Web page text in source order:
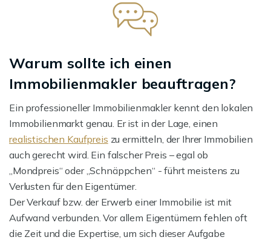
Warum sollte ich einen
Immobilienmakler beauftragen?
Ein professioneller Immobilienmakler kennt den lokalen
Immobilienmarkt genau. Er ist in der Lage, einen
realistischen Kaufpreis zu ermitteln, der Ihrer Immobilien
auch gerecht wird. Ein falscher Preis – egal ob
„Mondpreis“ oder „Schnäppchen“ - führt meistens zu
Verlusten für den Eigentümer.
Der Verkauf bzw. der Erwerb einer Immobilie ist mit
Aufwand verbunden. Vor allem Eigentümern fehlen oft
die Zeit und die Expertise, um sich dieser Aufgabe